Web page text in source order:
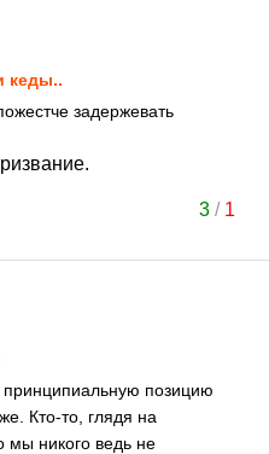
кеды..
задержевать
3/ 1
позицию
Кто-то, глядя на
мы никого ведь не